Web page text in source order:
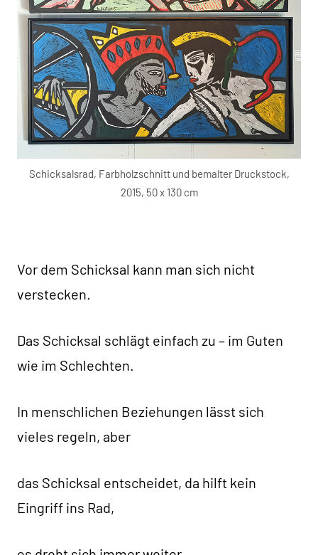
Schicksalsrad, Farbholzschnitt und bemalter Druckstock,
2015, 50 x 130 cm
Vor dem Schicksal kann man sich nicht
verstecken.
Das Schicksal schlägt einfach zu – im Guten
wie im Schlechten.
In menschlichen Beziehungen lässt sich
vieles regeln, aber
das Schicksal entscheidet, da hilft kein
Eingriff ins Rad,